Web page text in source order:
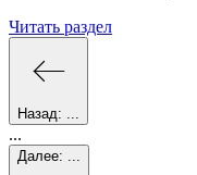
Читать раздел
Назад:
...
Далее: